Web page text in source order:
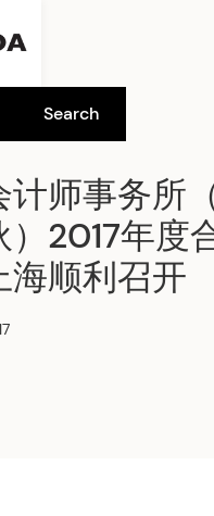
计师事务所
2017年度
海顺利召开